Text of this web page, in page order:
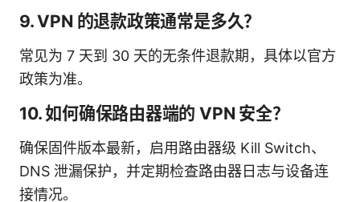
9. VPN 的退款政策通常是多久？
常见为 7 天到 30 天的无条件退款期，具体以官方
政策为准。
10. 如何确保路由器端的 VPN 安全？
确保固件版本最新，启用路由器级 Kill Switch、
DNS 泄漏保护，并定期检查路由器日志与设备连
接情况。